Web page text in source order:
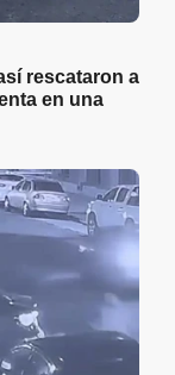
rescataron a
en una